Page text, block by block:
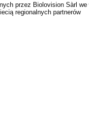
przez Biolovision Sàrl we
regionalnych partnerów